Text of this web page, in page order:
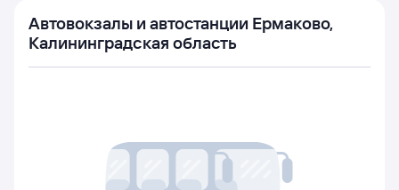
Автовокзалы и автостанции Ермаково,
Калининградская область